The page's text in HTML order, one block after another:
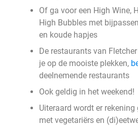
Of ga voor een High Wine,
High Bubbles met
en koude hapjes
De restaurants van
je op de mooiste plekken,
deelnemende restaurants
Ook geldig in het weekend!
Uiteraard wordt er rekening
met vegetariërs en